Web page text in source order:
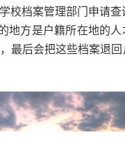
校档案管理部门申请查
地方是户籍所在地的
最后会把这些档案退